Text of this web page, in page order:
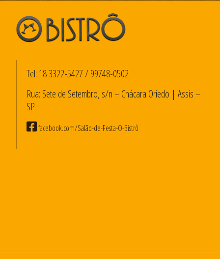
Tel: 18 3322-5427/99748-0502
Rua: Sete de Setembro, s/n – Chácara Oriedo | Assis –
SP
facebook.com/Salão-de-Festa-O-Bistrô